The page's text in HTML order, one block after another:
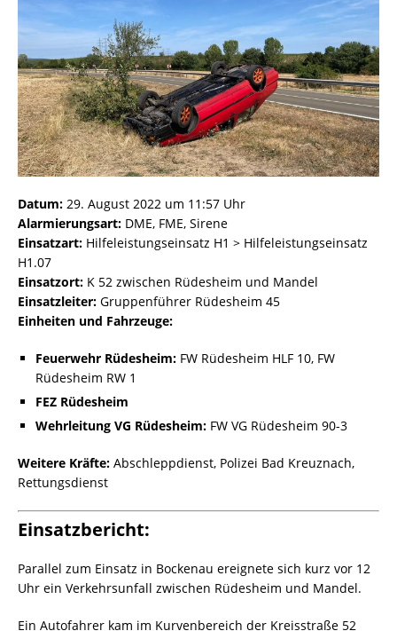
Datum: 29. August 2022 um 11:57 Uhr
Alarmierungsart: DME, FME, Sirene
Einsatzart: Hilfeleistungseinsatz H1 > Hilfeleistungseinsatz
H1.07
Einsatzort: K 52 zwischen Rüdesheim und Mandel
Einsatzleiter: Gruppenführer Rüdesheim 45
Einheiten und Fahrzeuge:
Feuerwehr Rüdesheim: FW Rüdesheim HLF 10, FW
Rüdesheim RW 1
FEZ Rüdesheim
Wehrleitung VG Rüdesheim: FW VG Rüdesheim 90-3
Weitere Kräfte: Abschleppdienst, Polizei Bad Kreuznach,
Rettungsdienst
Einsatzbericht:
Parallel zum Einsatz in Bockenau ereignete sich kurz vor 12
Uhr ein Verkehrsunfall zwischen Rüdesheim und Mandel.
Ein Autofahrer kam im Kurvenbereich der Kreisstraße 52